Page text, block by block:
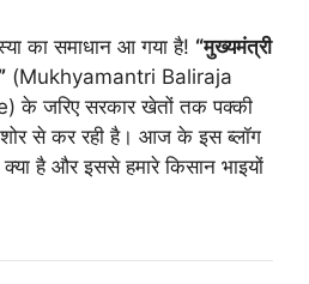
का समाधान आ गया है! “मुख्यमंत्री
(Mukhyamantri Baliraja
के जरिए सरकार खेतों तक पक्की
से कर रही है। आज के इस ब्लॉग
है और इससे हमारे किसान भाइयों